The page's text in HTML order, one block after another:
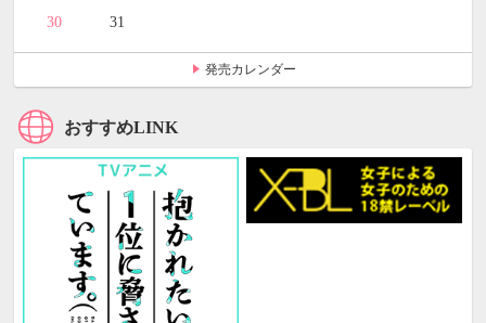
30 31
発売カレンダー
おすすめLINK